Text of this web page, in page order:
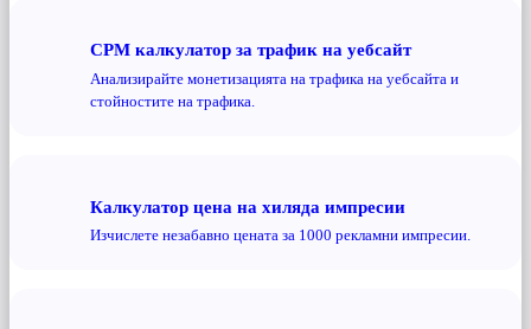
CPM калкулатор за трафик на уебсайт
Анализирайте монетизацията на трафика на уебсайта и
стойностите на трафика.
Калкулатор цена на хиляда импресии
Изчислете незабавно цената за 1000 рекламни импресии.